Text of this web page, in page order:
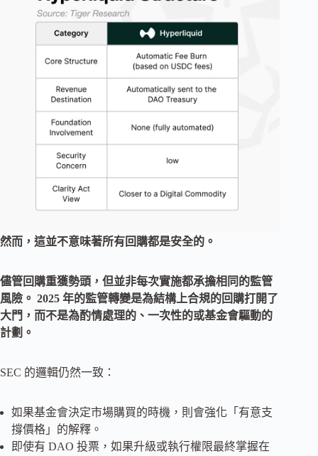
然而，這並不意味著所有回購都是安全的。
儘管回購重獲勢頭，但並非每次實施都承擔相同的監管
風險。 2025 年的監管轉變是為結構上合規的回購打開了
大門，而不是為酌情處理的、一次性的或基金會驅動的
計劃。
SEC 的邏輯仍然一致：
如果基金會決定市場購買的時機，則會強化「有意支
撐價格」的解釋。
即使有 DAO 投票，如果升級或執行權限最終掌握在